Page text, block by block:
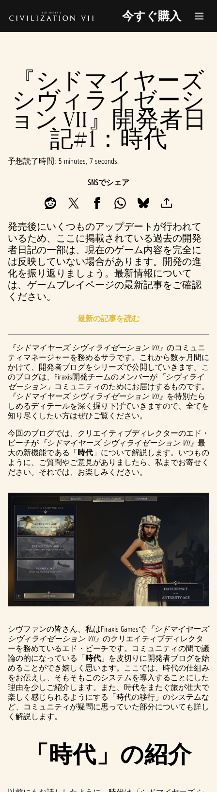
今すぐ購入
『シドマイヤーズ
シヴィライゼーシ
ョン VII』開発者日
記#1：時代
予想読了時間 5 minutes, 7 seconds
SNSでシェア
発売後にいくつものアップデートが行われて
いるため、ここに掲載されている過去の開発
者日記の一部は、現在のゲーム内容を完全に
は反映していない場合があります。開発の進
化を振り返りましょう。最新情報について
は、ゲームプレイページの最新記事をご確認
ください。
最新の記事を読む
『シドマイヤーズ シヴィライゼーション VII』 のコミュニ
ティマネージャーを務めるサラです。これから数ヶ月間に
かけて、開発者ブログをシリーズで公開していきます。こ
のブログは、Firaxis開発チームのメンバーが 「シヴィライ
ゼーション」 コミュニティのためにお届けするものです。
『シドマイヤーズ シヴィライゼーション VII』 を特別たら
しめるディテールを深く掘り下げていきますので、全てを
知り尽くしたい方はぜひご覧ください。
今回のブログでは、クリエイティブディレクターのエド・
ビーチが 『シドマイヤーズ シヴィライゼーション VII』 最
大の新機能である「時代 」について解説します。いつもの
ように、ご質問やご意見がありましたら、私までお寄せく
ださい。それでは、お楽しみください。
シヴファンの皆さん、私はFiraxis Gamesで『シドマイヤーズ
シヴィライゼーション VII』 のクリエイティブディレクタ
ーを務めているエド・ビーチです。コミュニティの間で議
論の的になっている「時代 」を皮切りに開発者ブログを始
めることができ嬉しく思います。ここでは、時代の仕組み
をお伝えし、そもそもこのシステムを導入することにした
理由を少しご紹介します。また、時代をまたぐ旅が壮大で
楽しく感じられるようにする「時代の移行」のシステムな
ど、コミュニティが疑問に思っていた部分についても詳し
く解説します。
「時代」の紹介